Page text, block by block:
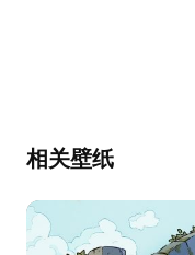
相关壁纸